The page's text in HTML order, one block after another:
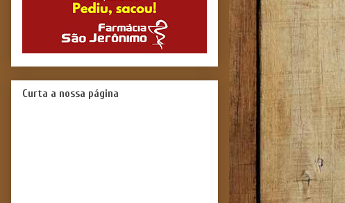
Curta a nossa página